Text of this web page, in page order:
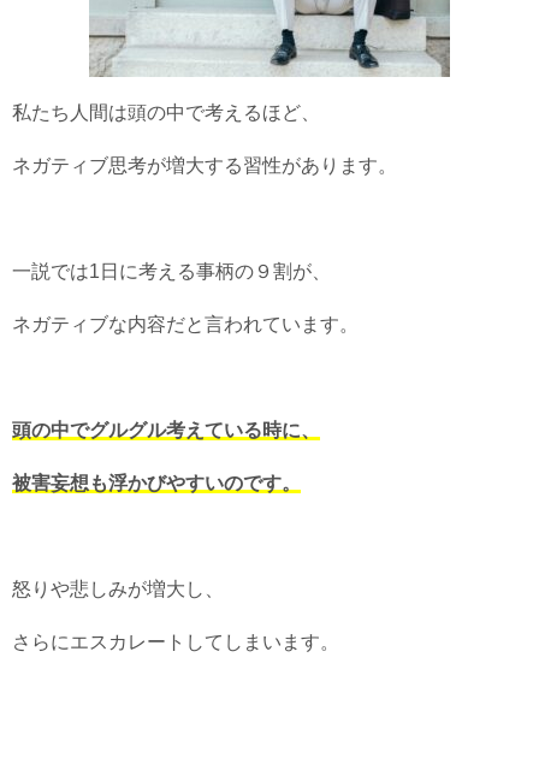
私たち人間は頭の中で考えるほど、
ネガティブ思考が増大する習性があります。
一説では1日に考える事柄の９割が、
ネガティブな内容だと言われています。
頭の中でグルグル考えている時に、
被害妄想も浮かびやすいのです。
怒りや悲しみが増大し、
さらにエスカレートしてしまいます。